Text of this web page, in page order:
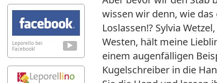
Leporello bei
Facebook!
wissen wir denn, wie
Loslassen!? Sylvia
Westen, hält meine
einem augenfälligen
Kugelschreiber in die